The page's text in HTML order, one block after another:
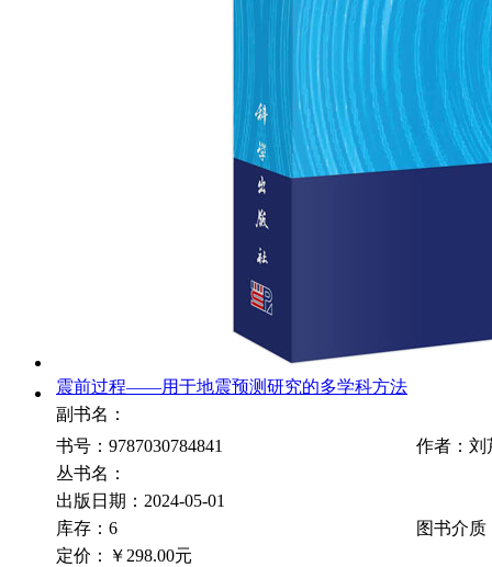
震前过程——用于地震预测研究的多学科方法
副书名：
书号：9787030784841
作者：刘
丛书名：
出版日期：2024-05-01
库存：6
图书介质
定价：
￥298.00元